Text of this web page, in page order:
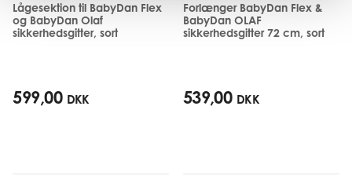
Lågesektion til BabyDan Flex
og BabyDan Olaf
sikkerhedsgitter, sort
599,00 DKK
Forlænger BabyDan Flex &
BabyDan OLAF
sikkerhedsgitter 72 cm, sort
539,00 DKK